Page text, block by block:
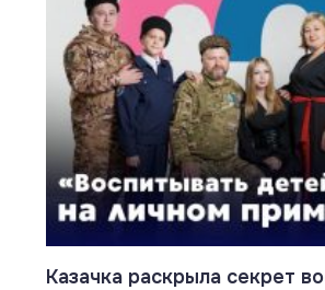
Казачка раскрыла секрет